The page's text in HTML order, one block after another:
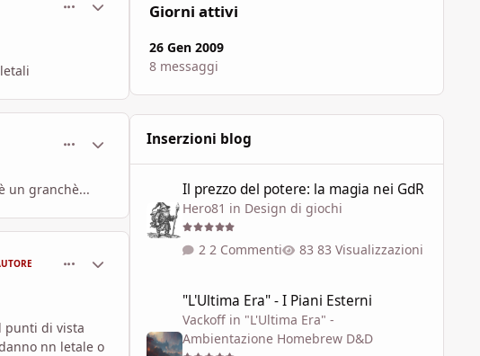
comment_290683
Statistiche Autore
un granchè...
Statistiche Autore
punti di vista
nn letale o
Giorni attivi
26 Gen 2009
8 messaggi
Inserzioni blog
Il prezzo del potere: la magia nei GdR
Hero81 in Design di giochi
2 Commenti 83 Visualizzazioni
"L'Ultima Era" - I Piani Esterni
Vackoffin "L'Ultima Era" -
Ambientazione Homebrew D&D